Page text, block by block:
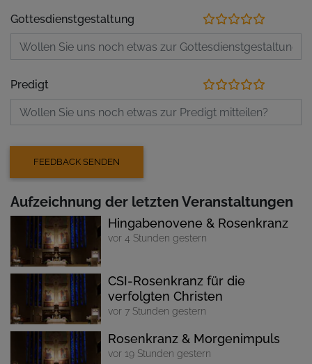
Gottesdienstgestaltung
Predigt
Aufzeichnung der letzten Veranstaltungen
Hingabenovene & Rosenkranz
vor 4 Stunden gestern
CSI-Rosenkranz für die
verfolgten Christen
vor 7 Stunden gestern
Rosenkranz & Morgenimpuls
vor 19 Stunden gestern